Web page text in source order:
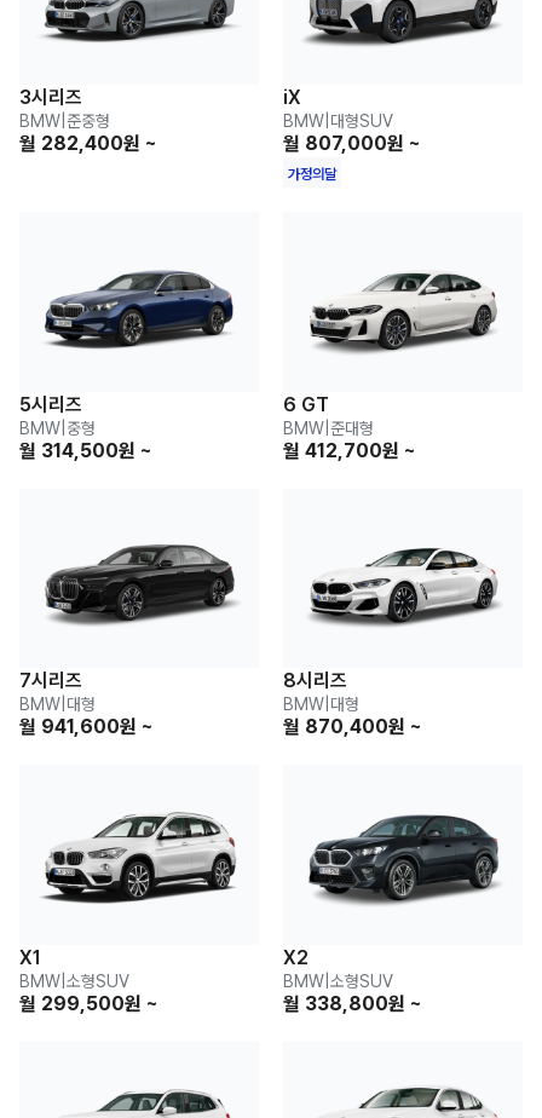
3시리즈
BMW 준중형
월 282,400원 ~
iX
BMW 대형SUV
월 807,000원 ~
가정의달
5시리즈
BMW 중형
월 314,500원 ~
6 GT
BMW 준대형
월 412,700원 ~
7시리즈
BMW 대형
월 941,600원 ~
8시리즈
BMW 대형
월 870,400원 ~
X1
BMW 소형SUV
월 299,500원 ~
X2
BMW 소형SUV
월 338,800원 ~